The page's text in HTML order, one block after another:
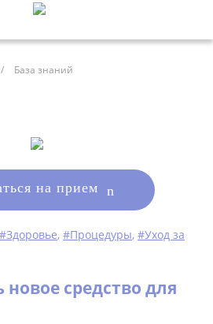
/ База знаний
на прием
#Здоровье, #Процедуры, #Уход за
новое средство для